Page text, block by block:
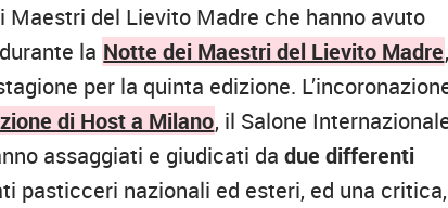
del Lievito Madre che hanno avuto
la Notte dei Maestri del Lievito Madre
per la quinta edizione.
di Host a Milano, il Salone
assaggiati e giudicati dadue differenti
pasticceri nazionali ed esteri, ed una critica,